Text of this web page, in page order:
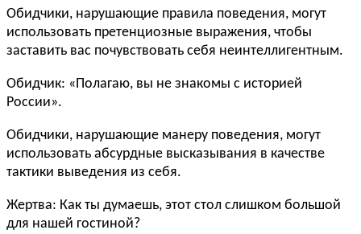
Обидчики, нарушающие правила поведения, могут
использовать претенциозные выражения, чтобы
заставить вас почувствовать себя неинтеллигентным.
Обидчик: «Полагаю, вы не знакомы с историей
России».
Обидчики, нарушающие манеру поведения, могут
использовать абсурдные высказывания в качестве
тактики выведения из себя.
Жертва: Как ты думаешь, этот стол слишком большой
для нашей гостиной?